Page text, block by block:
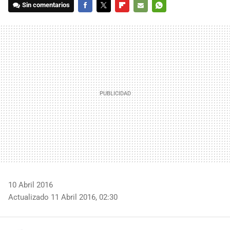
Sin comentarios
MAIL
10 Abril 2016
Actualizado 11 Abril 2016, 02:30